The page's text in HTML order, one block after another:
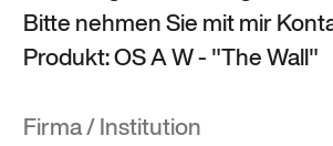
Bitte nehmen Sie mit mir
Produkt: OS A W - "The Wall"